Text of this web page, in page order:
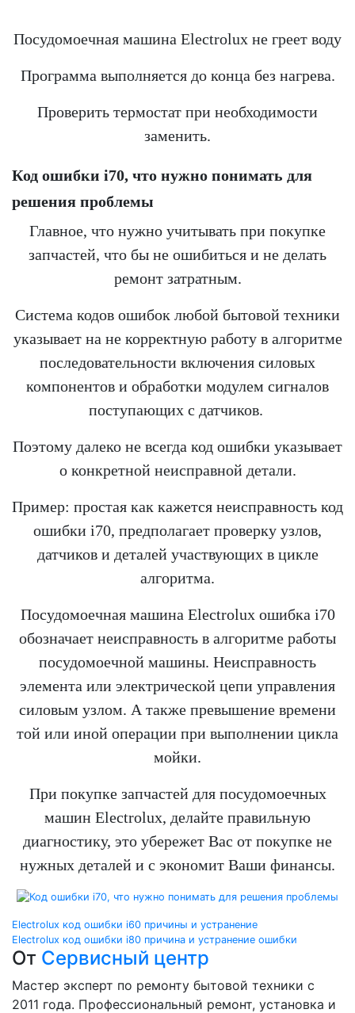
Посудомоечная машина Electrolux не греет воду
Программа выполняется до конца без нагрева.
Проверить термостат при необходимости
заменить.
Код ошибки i70, что нужно понимать для
решения проблемы
Главное, что нужно учитывать при покупке
запчастей, что бы не ошибиться и не делать
ремонт затратным.
Система кодов ошибок любой бытовой техники
указывает на не корректную работу в алгоритме
последовательности включения силовых
компонентов и обработки модулем сигналов
поступающих с датчиков.
Поэтому далеко не всегда код ошибки указывает
о конкретной неисправной детали.
Пример: простая как кажется неисправность код
ошибки i70, предполагает проверку узлов,
датчиков и деталей участвующих в цикле
алгоритма.
Посудомоечная машина Electrolux ошибка i70
обозначает неисправность в алгоритме работы
посудомоечной машины. Неисправность
элемента или электрической цепи управления
силовым узлом. А также превышение времени
той или иной операции при выполнении цикла
мойки.
При покупке запчастей для посудомоечных
машин Electrolux, делайте правильную
диагностику, это убережет Вас от покупке не
нужных деталей и с экономит Ваши финансы.
Навигация
по
записям
Electrolux код ошибки i60 причины и устранение
Electrolux код ошибки i80 причина и устранение ошибки
От Сервисный центр
Мастер эксперт по ремонту бытовой техники с
2011 года. Профессиональный ремонт, установка и